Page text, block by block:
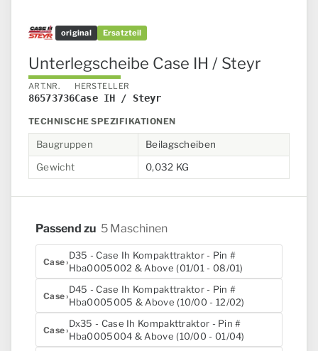
original Ersatzteil
Unterlegscheibe Case IH / Steyr
ART.NR.
86573736
HERSTELLER
Case IH / Steyr
TECHNISCHE SPEZIFIKATIONEN
Baugruppen
Beilagscheiben
Gewicht
0,032 KG
Passend zu 5 Maschinen
Case
D35 - Case Ih Kompakttraktor - Pin #
Hba0005002 & Above (01/01 - 08/01)
Case
D45 - Case Ih Kompakttraktor - Pin #
Hba0005005 & Above (10/00 - 12/02)
Case
Dx35 - Case Ih Kompakttraktor - Pin #
Hba0005004 & Above (10/00 - 01/04)